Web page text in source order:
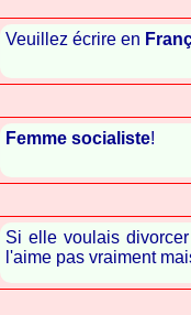
Veuillez écrire en
Femme socialiste!
Si elle voulais
l'aime pas vraiment